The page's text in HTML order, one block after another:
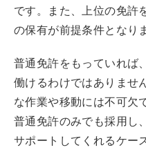
です。また、上位の免許
の保有が前提条件となり
普通免許をもっていれば
働けるわけではありませ
な作業や移動には不可欠
普通免許のみでも採用し
サポートしてくれるケー